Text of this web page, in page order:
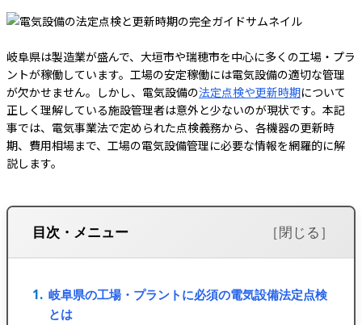
岐阜県は製造業が盛んで、大垣市や瑞穂市を中心に多くの工場・プラ
ントが稼働しています。工場の安定稼働には電気設備の適切な管理
が欠かせません。しかし、電気設備の法定点検や更新時期について
正しく理解している施設管理者は意外と少ないのが現状です。本記
事では、電気事業法で定められた点検義務から、各機器の更新時
期、費用相場まで、工場の電気設備管理に必要な情報を網羅的に解
説します。
目次・メニュー
岐阜県の工場・プラントに必須の電気設備法定点検
とは